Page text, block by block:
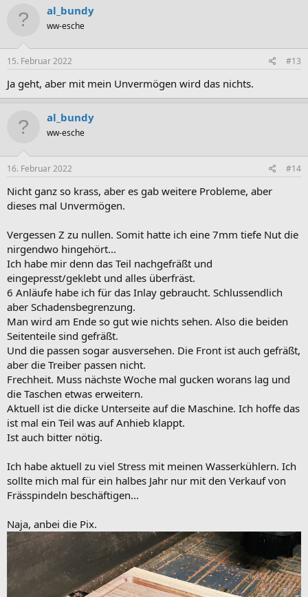
al_bundy
ww-esche
15. Februar 2022 #13
Ja geht, aber mit mein Unvermögen wird das nichts.
al_bundy
ww-esche
16. Februar 2022 #14
Nicht ganz so krass, aber es gab weitere Probleme, aber
dieses mal Unvermögen.
Vergessen Z zu nullen. Somit hatte ich eine 7mm tiefe Nut die
nirgendwo hingehört...
Ich habe mir denn das Teil nachgefräßt und
eingepresst/geklebt und alles überfräst.
6 Anläufe habe ich für das Inlay gebraucht. Schlussendlich
aber Schadensbegrenzung.
Man wird am Ende so gut wie nichts sehen. Also die beiden
Seitenteile sind gefräßt.
Und die passen sogar ausversehen. Die Front ist auch gefräßt,
aber die Treiber passen nicht.
Frechheit. Muss nächste Woche mal gucken worans lag und
die Taschen etwas erweitern.
Aktuell ist die dicke Unterseite auf die Maschine. Ich hoffe das
ist mal ein Teil was auf Anhieb klappt.
Ist auch bitter nötig.
Ich habe aktuell zu viel Stress mit meinen Wasserkühlern. Ich
sollte mich mal für ein halbes Jahr nur mit den Verkauf von
Frässpindeln beschäftigen...
Naja, anbei die Pix.